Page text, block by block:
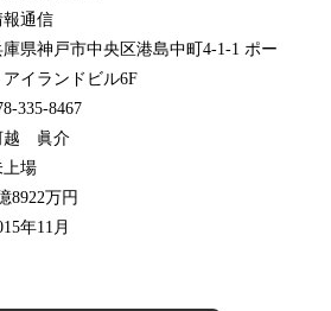
報通信
庫県神戸市中央区港島中町4-1-1 ポー
アイランドビル6F
335-8467
越 眞介
上場
8922万円
年11月